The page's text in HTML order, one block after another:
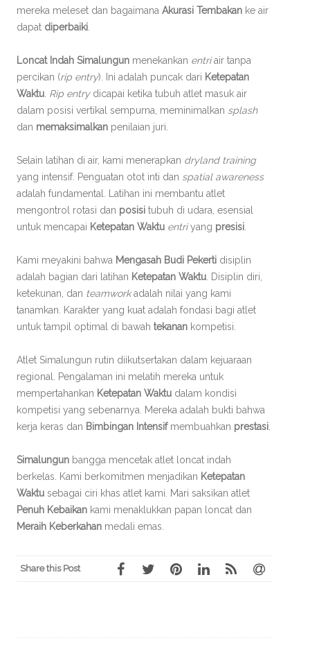
mereka meleset dan bagaimana Akurasi Tembakan ke air
dapat diperbaiki
Loncat Indah Simalungun menekankan entriair tanpa
percikan (rip entry). Ini adalah puncak dari Ketepatan
Waktu Rip entrydicapai ketika tubuh atlet masuk air
dalam posisi vertikal sempurna, meminimalkan splash
dan memaksimalkan penilaian juri.
Selain latihan di air, kami menerapkan dryland training
yang intensif. Penguatan otot inti dan spatial awareness
adalah fundamental. Latihan ini membantu atlet
mengontrol rotasi dan posisi tubuh di udara, esensial
untuk mencapai Ketepatan Waktu entriyang presisi
Kami meyakini bahwa Mengasah Budi Pekerti disiplin
adalah bagian dari latihan Ketepatan Waktu . Disiplin diri,
ketekunan, dan teamworkadalah nilai yang kami
tanamkan. Karakter yang kuat adalah fondasi bagi atlet
untuk tampil optimal di bawah tekanan kompetisi.
Atlet Simalungun rutin diikutsertakan dalam kejuaraan
regional. Pengalaman ini melatih mereka untuk
mempertahankan Ketepatan Waktu dalam kondisi
kompetisi yang sebenarnya. Mereka adalah bukti bahwa
kerja keras dan Bimbingan Intensifmembuahkan prestasi
Simalungun bangga mencetak atlet loncat indah
berkelas. Kami berkomitmen menjadikan Ketepatan
Waktu sebagai ciri khas atlet kami. Mari saksikan atlet
Penuh Kebaikan kami menaklukkan papan loncat dan
Meraih Keberkahan medali emas.
Share this Post